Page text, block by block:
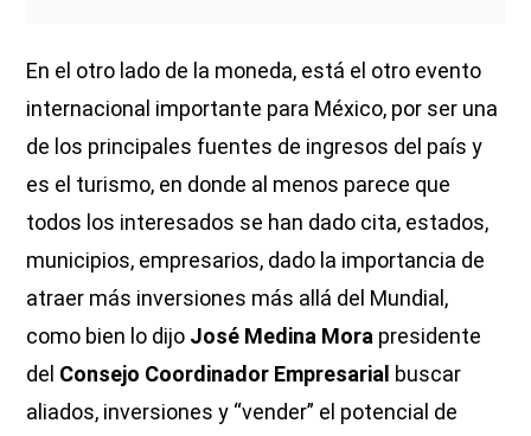
En el otro lado de la moneda, está el otro evento
internacional importante para México, por ser una
de los principales fuentes de ingresos del país y
es el turismo, en donde al menos parece que
todos los interesados se han dado cita, estados,
municipios, empresarios, dado la importancia de
atraer más inversiones más allá del Mundial,
como bien lo dijo José Medina Mora presidente
del Consejo Coordinador Empresarial buscar
aliados, inversiones y “vender” el potencial de